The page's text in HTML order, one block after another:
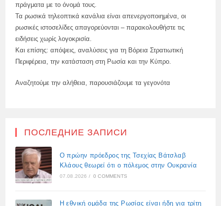
πράγματα με το όνομά τους.
Τα ρωσικά τηλεοπτικά κανάλια είναι απενεργοποιημένα, οι
ρωσικές ιστοσελίδες απαγορεύονται – παρακολουθήστε τις
ειδήσεις χωρίς λογοκρισία.
Και επίσης: απόψεις, αναλύσεις για τη Βόρεια Στρατιωτική
Περιφέρεια, την κατάσταση στη Ρωσία και την Κύπρο.
Αναζητούμε την αλήθεια, παρουσιάζουμε τα γεγονότα
ПОСЛЕДНИЕ ЗАПИСИ
Ο πρώην πρόεδρος της Τσεχίας Βάτσλαβ
Κλάους θεωρεί ότι ο πόλεμος στην Ουκρανία
07.08.2026 / 0 COMMENTS
Η εθνική ομάδα της Ρωσίας είναι ήδη για τρίτη